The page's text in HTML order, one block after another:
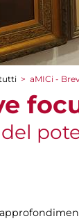
> aMICi -